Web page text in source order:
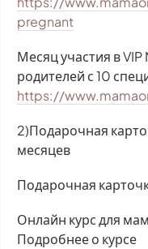
pregnant
Месяц участия в
родителей с 10
https://
2)Подарочная
месяцев
Подарочная
Онлайн курс для
Подробнее о курсе